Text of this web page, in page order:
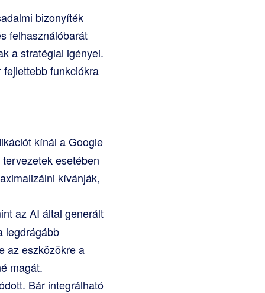
bizonyíték
felhasználóbarát
a stratégiai igényei.
funkciókra
kínál a Google
esetében
kívánják,
az AI által generált
legdrágább
az eszközökre a
magát.
Bár integrálható